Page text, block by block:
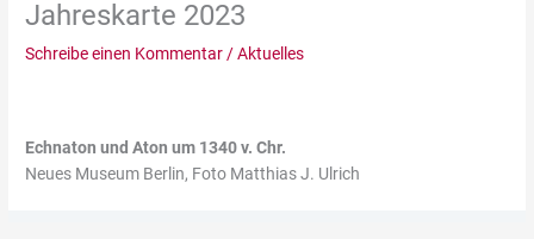
Jahreskarte 2023
Schreibe einen Kommentar/Aktuelles
Echnaton und Aton um 1340 v. Chr.
Neues Museum Berlin, Foto Matthias J. Ulrich